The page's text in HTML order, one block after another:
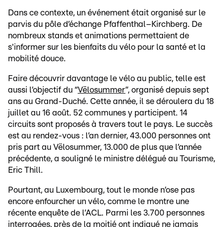
Dans ce contexte, un événement était organisé sur le
parvis du pôle d’échange Pfaffenthal–Kirchberg. De
nombreux stands et animations permettaient de
s'informer sur les bienfaits du vélo pour la santé et la
mobilité douce.
Faire découvrir davantage le vélo au public, telle est
aussi l’objectif du “Vëlosummer”, organisé depuis sept
ans au Grand-Duché. Cette année, il se déroulera du 18
juillet au 16 août. 52 communes y participent. 14
circuits sont proposés à travers tout le pays. Le succès
est au rendez-vous : l’an dernier, 43.000 personnes ont
pris part au Vëlosummer, 13.000 de plus que l’année
précédente, a souligné le ministre délégué au Tourisme,
Eric Thill.
Pourtant, au Luxembourg, tout le monde n’ose pas
encore enfourcher un vélo, comme le montre une
récente enquête de l’ACL. Parmi les 3.700 personnes
interrogées, près de la moitié ont indiqué ne jamais